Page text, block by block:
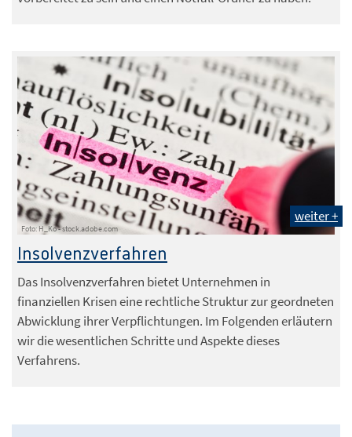
Foto: H_Ko - stock.adobe.com
weiter +
Insolvenzverfahren
Das Insolvenzverfahren bietet Unternehmen in
finanziellen Krisen eine rechtliche Struktur zur geordneten
Abwicklung ihrer Verpflichtungen. Im Folgenden erläutern
wir die wesentlichen Schritte und Aspekte dieses
Verfahrens.